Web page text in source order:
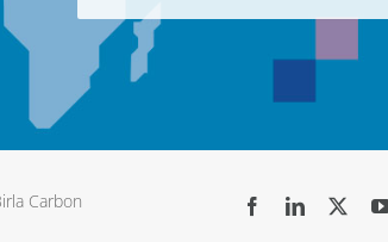
Carbon FacebookLinkedIn